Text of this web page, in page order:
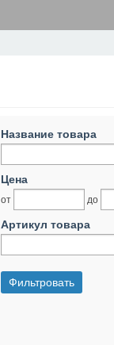
Название товара
Цена
от до
Артикул товара